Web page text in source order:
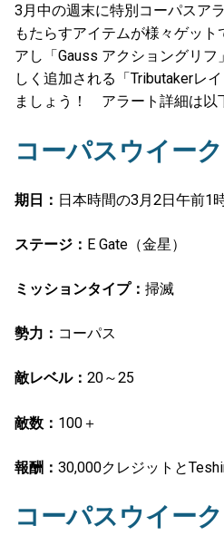
3月中の週末に特別コーパスア
もたらすアイテムが様々ゲット
アし「Gauss アクショングリ
しく追加される「Tributakerレ
ましょう！ アラート詳細は以
コーパスウイー
期日： 日本時間の3月2日午前1
ステージ： E Gate（金星）
ミッションタイプ： 掃滅
勢力： コーパス
敵レベル： 20～25
敵数： 100＋
報酬： 30,000クレジットと
コーパスウイー